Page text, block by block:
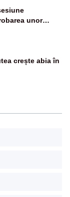
unor
crește abia în